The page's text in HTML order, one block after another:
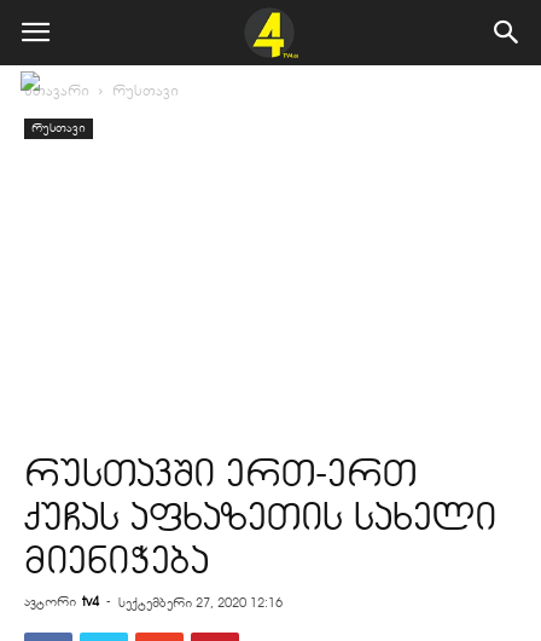
მთავარი რუსთავი
რუსთავი
რუსთავში ერთ-ერთ
ქუჩას აფხაზეთის სახელი
მიენიჭება
ავტორი tv4 - სექტემბერი 27, 2020 12:16